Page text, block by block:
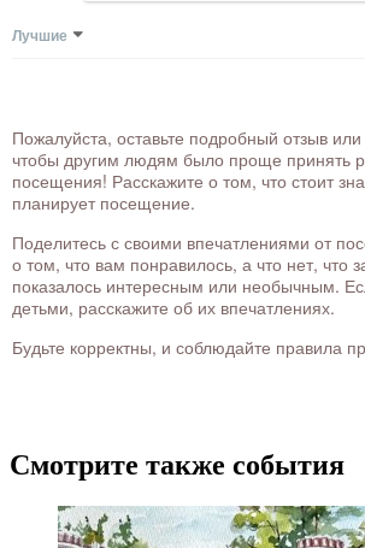
Лучшие
Пожалуйста, оставьте подробный отзыв
чтобы другим людям было проще принять
посещения! Расскажите о том, что стоит
планирует посещение.
Поделитесь с своими впечатлениями от
о том, что вам понравилось, а что нет, что
показалось интересным или необычным.
детьми, расскажите об их впечатлениях.
Будьте корректны, и соблюдайте правила
Смотрите также события